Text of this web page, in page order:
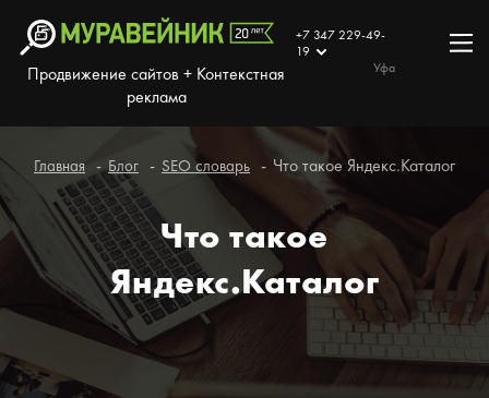
Продвижение сайтов + Контекстная
реклама
+7 347 229-49-
19
Уфа
Главная Блог SEO словарь Что такое Яндекс.Каталог
Что такое
Яндекс.Каталог